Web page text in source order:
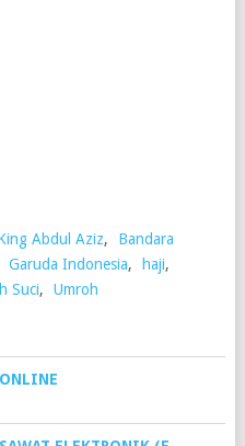
Abdul Aziz,
Bandara
Garuda Indonesia, haji,
Suci, Umroh